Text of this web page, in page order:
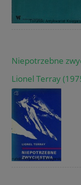
Niepotrzebne
Lionel Terray